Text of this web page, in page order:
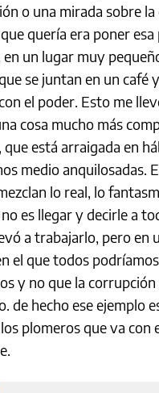
o una mirada sobre
quería era poner esa
un lugar muy
se juntan en un café
el poder. Esto me
cosa mucho más
está arraigada en
medio anquilosadas.
lo real, lo
es llegar y decirle a
a trabajarlo, pero en
el que todos
y no que la
de hecho ese ejemplo
plomeros que va